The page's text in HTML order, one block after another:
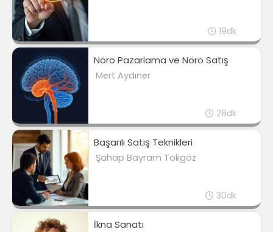
19dk
Nöro Pazarlama ve Nöro Satış
Mert Aydıner
28dk
Başarılı Satış Teknikleri
Şahap Bayram Tokgöz
30dk
İkna Sanatı